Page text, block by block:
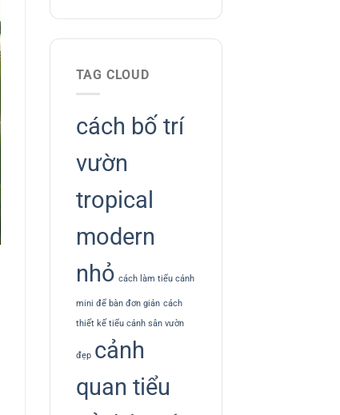
TAG CLOUD
cách bố trí
vườn
tropical
modern
nhỏ cách làm tiểu cảnh
mini để bàn đơn giản cách
thiết kế tiểu cảnh sân vườn
đẹp cảnh
quan tiểu